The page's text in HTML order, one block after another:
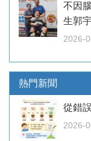
不因
生郭
2026-
熱門新聞
從錯
2026-